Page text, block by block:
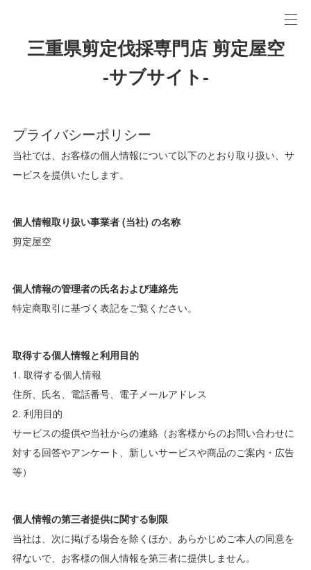
三重県剪定伐採専門店 剪定屋空
-サブサイト-
プライバシーポリシー
当社では、お客様の個人情報について以下のとおり取り扱い、サ
ービスを提供いたします。
個人情報取り扱い事業者 (当社) の名称
剪定屋空
個人情報の管理者の氏名および連絡先
特定商取引に基づく表記をご覧ください。
取得する個人情報と利用目的
1. 取得する個人情報
住所、氏名、電話番号、電子メールアドレス
2. 利用目的
サービスの提供や当社からの連絡（お客様からのお問い合わせに
対する回答やアンケート、新しいサービスや商品のご案内・広告
等）
個人情報の第三者提供に関する制限
当社は、次に掲げる場合を除くほか、あらかじめご本人の同意を
得ないで、お客様の個人情報を第三者に提供しません。